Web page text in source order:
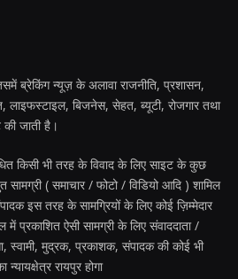
ब्रेकिंग न्यूज़ के अलावा राजनीति, प्रशासन,
बिजनेस, सेहत, ब्यूटी, रोजगार तथा
जाती है।
किसी भी तरह के विवाद के लिए साइट के कुछ
सामग्री ( समाचार / फोटो / विडियो आदि ) शामिल
इस तरह के सामग्रियों के लिए कोई ज़िम्मेदार
में प्रकाशित ऐसी सामग्री के लिए संवाददाता /
स्वामी, मुद्रक, प्रकाशक, संपादक की कोई भी
न्यायक्षेत्र रायपुर होगा